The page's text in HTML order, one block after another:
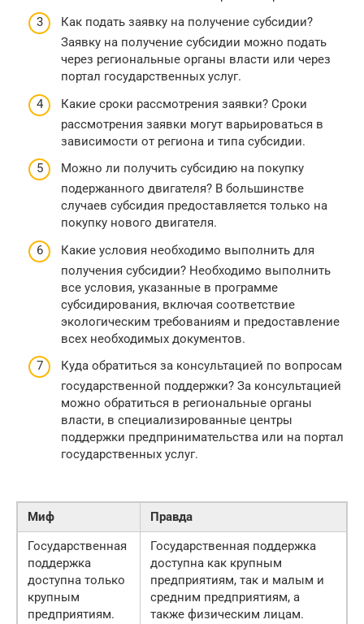
Как подать заявку на получение субсидии?
Заявку на получение субсидии можно подать
через региональные органы власти или через
портал государственных услуг.
Какие сроки рассмотрения заявки? Сроки
рассмотрения заявки могут варьироваться в
зависимости от региона и типа субсидии.
Можно ли получить субсидию на покупку
подержанного двигателя? В большинстве
случаев субсидия предоставляется только на
покупку нового двигателя.
Какие условия необходимо выполнить для
получения субсидии? Необходимо выполнить
все условия, указанные в программе
субсидирования, включая соответствие
экологическим требованиям и предоставление
всех необходимых документов.
Куда обратиться за консультацией по вопросам
государственной поддержки? За консультацией
можно обратиться в региональные органы
власти, в специализированные центры
поддержки предпринимательства или на портал
государственных услуг.
Миф
Правда
Государственная
поддержка
доступна только
крупным
предприятиям.
Государственная поддержка
доступна как крупным
предприятиям, так и малым и
средним предприятиям, а
также физическим лицам.